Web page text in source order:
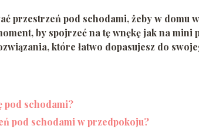
przestrzeń pod schodami, żeby w domu
by spojrzeć na tę wnękę jak na mini
które łatwo dopasujesz do
pod schodami?
pod schodami w przedpokoju?